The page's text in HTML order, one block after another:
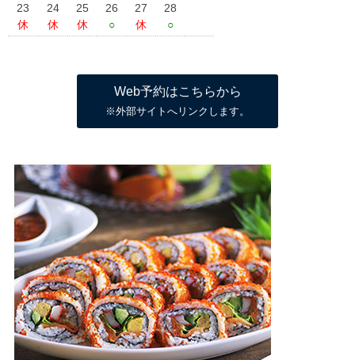
23
休
24
休
25
休
26
○
27
休
28
○
Web予約はこちらから
※外部サイトへリンクします。